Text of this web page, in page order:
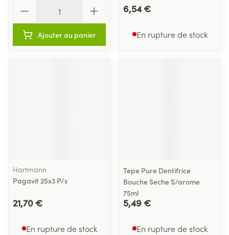
Ajouter au panier
6,54 €
En rupture de stock
Hartmann
Pagavit 25x3 P/s
21,70 €
En rupture de stock
Tepe Pure Dentifrice
Bouche Seche S/arome
75ml
5,49 €
En rupture de stock